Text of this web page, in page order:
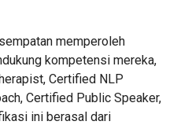
memperoleh
kompetensi mereka,
Certified NLP
Certified Public Speaker,
ini berasal dari